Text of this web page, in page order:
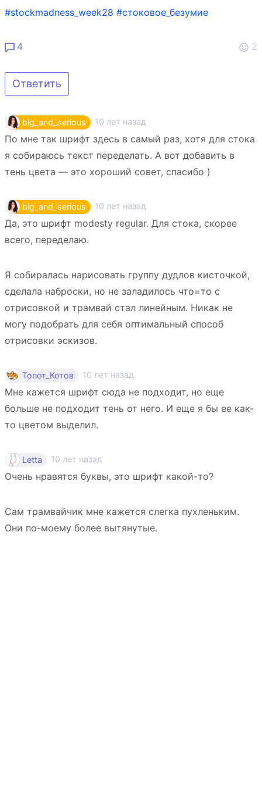
#stockmadness_week28 #стоковое_безумие
4 2
Ответить
big_and_serious 10 лет назад
По мне так шрифт здесь в самый раз, хотя для стока
я собираюсь текст переделать. А вот добавить в
тень цвета — это хороший совет, спасибо )
big_and_serious 10 лет назад
Да, это шрифт modesty regular. Для стока, скорее
всего, переделаю.
Я собиралась нарисовать группу дудлов кисточкой,
сделала наброски, но не заладилось что=то с
отрисовкой и трамвай стал линейным. Никак не
могу подобрать для себя оптимальный способ
отрисовки эскизов.
Топот_Котов 10 лет назад
Мне кажется шрифт сюда не подходит, но еще
больше не подходит тень от него. И еще я бы ее как-
то цветом выделил.
Letta 10 лет назад
Очень нравятся буквы, это шрифт какой-то?
Сам трамвайчик мне кажется слегка пухленьким.
Они по-моему более вытянутые.